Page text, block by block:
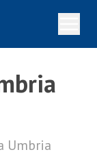
Umbria